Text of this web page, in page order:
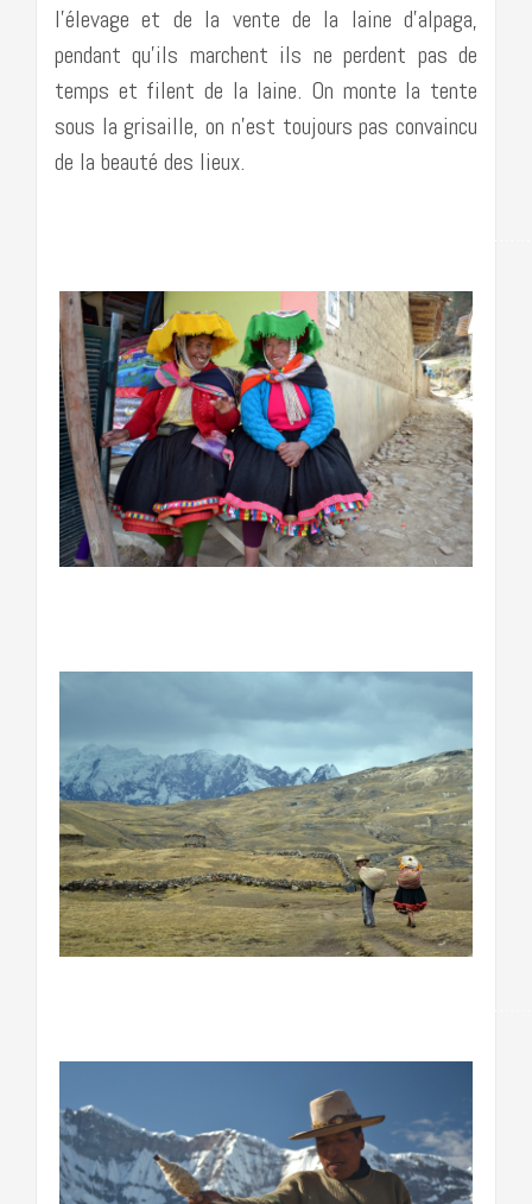
l’élevage et de la vente de la laine d’alpaga,
pendant qu’ils marchent ils ne perdent pas de
temps et filent de la laine. On monte la tente
sous la grisaille, on n’est toujours pas convaincu
de la beauté des lieux.